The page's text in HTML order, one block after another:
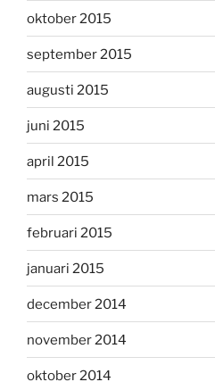
oktober 2015
september 2015
augusti 2015
juni 2015
april 2015
mars 2015
februari 2015
januari 2015
december 2014
november 2014
oktober 2014